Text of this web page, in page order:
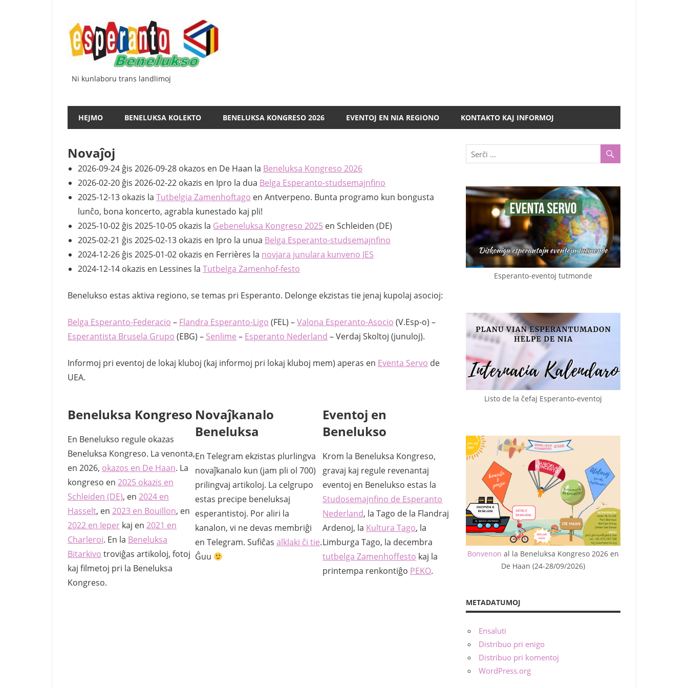
enhavo
Ni kunlaboru trans landlimoj
HEJMO BENELUKSA KOLEKTO BENELUKSA KONGRESO 2026 EVENTOJ EN NIA REGIONO KONTAKTO KAJ INFORMOJ
Novaĵoj
2026-09-24 ĝis 2026-09-28 okazos en De Haan la Beneluksa Kongreso 2026
2026-02-20 ĝis 2026-02-22 okazis en Ipro la dua Belga Esperanto-studsemajnfino
2025-12-13 okazis la Tutbelgia Zamenhoftago en Antverpeno. Bunta programo kun bongusta
lunĉo, bona koncerto, agrabla kunestado kaj pli!
2025-10-02 ĝis 2025-10-05 okazis la Gebeneluksa Kongreso 2025 en Schleiden (DE)
2025-02-21 ĝis 2025-02-13 okazis en Ipro la unua Belga Esperanto-studsemajnfino
2024-12-26 ĝis 2025-01-02 okazis en Ferrières la novjara junulara kunveno JES
2024-12-14 okazis en Lessines la Tutbelga Zamenhof-festo
Benelukso estas aktiva regiono, se temas pri Esperanto. Delonge ekzistas tie jenaj kupolaj asocioj:
Belga Esperanto-Federacio – Flandra Esperanto-Ligo (FEL) –Valona Esperanto-Asocio (V.Esp-o) –
Esperantista Brusela Grupo (EBG) – Senlime – Esperanto Nederland – Verdaj Skoltoj (junuloj).
Informoj pri eventoj de lokaj kluboj (kaj informoj pri lokaj kluboj mem) aperas en Eventa Servo de
UEA.
Beneluksa Kongreso
En Benelukso regule okazas
Beneluksa Kongreso. La venonta,
en 2026, okazos en De Haan. La
kongreso en 2025 okazis en
Schleiden (DE), en 2024 en
Hasselt, en 2023 en Bouillon, en
2022 en Ieper kaj en 2021 en
Charleroi. En la Beneluksa
Bitarkivo troviĝas artikoloj, fotoj
kaj filmetoj pri la Beneluksa
Kongreso.
Novaĵkanalo
Beneluksa
En Telegram ekzistas plurlingva
novaĵkanalo kun (jam pli ol 700)
prilingvaj artikoloj. La celgrupo
estas precipe beneluksaj
esperantistoj. Por aliri la
kanalon, vi ne devas membriĝi
en Telegram. Sufiĉasalklaki ĉi tie.
Ĝuu
Eventoj en
Benelukso
Krom la Beneluksa Kongreso,
gravaj kaj regule revenantaj
eventoj en Benelukso estas la
Studosemajnfino de Esperanto
Nederland, la Tago de la Flandraj
Ardenoj, la Kultura Tago, la
Limburga Tago, la decembra
tutbelga Zamenhoffesto kaj la
printempa renkontiĝo PEKO.
Esperanto-eventoj tutmonde
Listo de la ĉefaj Esperanto-eventoj
Bonvenon al la Beneluksa Kongreso 2026 en
De Haan (24-28/09/2026)
METADATUMOJ
Ensaluti
Distribuo pri enigo
Distribuo pri komentoj
WordPress.org